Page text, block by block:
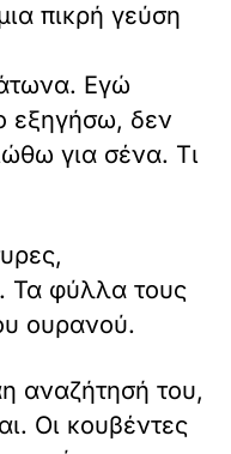
πικρή γεύση
Εγώ
εξηγήσω, δεν
για σένα. Τι
Τα φύλλα τους
ουρανού.
αναζήτησή του,
Οι κουβέντες